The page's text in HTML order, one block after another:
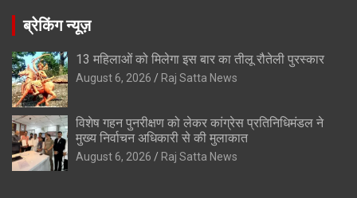
ब्रेकिंग न्यूज़
13 महिलाओं को मिलेगा इस बार का तीलू रौतेली पुरस्कार
August 6, 2026 Raj Satta News
विशेष गहन पुनरीक्षण को लेकर कांग्रेस प्रतिनिधिमंडल ने
मुख्य निर्वाचन अधिकारी से की मुलाकात
August 6, 2026 Raj Satta News